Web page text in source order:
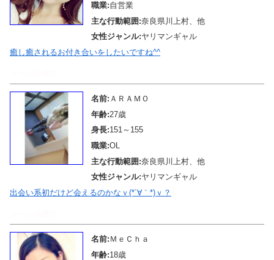
職業:自営業
主な行動範囲:奈良県川上村、他
女性ジャンル:ヤリマンギャル
癒し癒されるお付き合いをしたいですね^^
名前: ＡＲＡＭＯ
年齢:27歳
身長:151～155
職業:OL
主な行動範囲:奈良県川上村、他
女性ジャンル:ヤリマンギャル
出会い系初だけど会えるのかなｖ(*´∀｀*)ｖ？
名前: ＭｅＣｈａ
年齢:18歳